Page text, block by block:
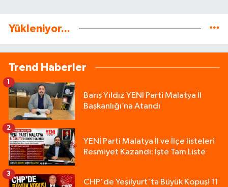
Yükleniyor...
Trend Haberler
Barış Yıldız YENİ Parti Malatya İl
Başkanlığı’na Atandı
1
YENİ Parti Malatya İl ve İlçe listeleri
Resmiyet Kazandı: İşte Tam Liste
2
CHP'de Yeşilyurt'ta Büyük Kopuş! 11
3